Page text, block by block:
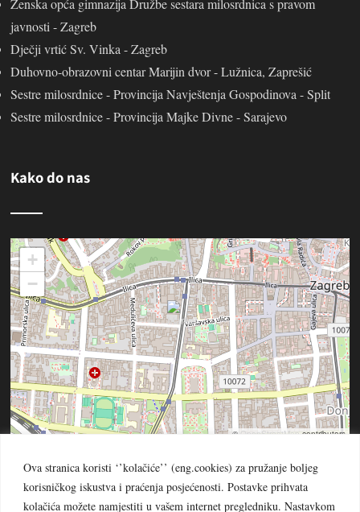
Ova stranica koristi ‘’kolačiće’’ (eng.cookies) za pružanje boljeg
korisničkog iskustva i praćenja posjećenosti. Postavke prihvata
kolačića možete namjestiti u vašem internet pregledniku. Nastavkom
Ženska opća gimnazija Družbe sestara milosrdnica s pravom
javnosti - Zagreb
Dječji vrtić Sv. Vinka - Zagreb
Duhovno-obrazovni centar Marijin dvor - Lužnica, Zaprešić
Sestre milosrdnice - Provincija Navještenja Gospodinova - Split
Sestre milosrdnice - Provincija Majke Divne - Sarajevo
Kako do nas
+
−
©OpenStreetMapcontributors